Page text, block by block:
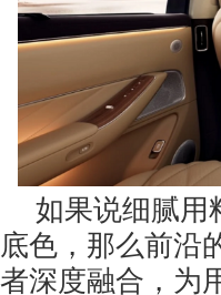
如果说细腻用
底色，那么前沿
者深度融合，为